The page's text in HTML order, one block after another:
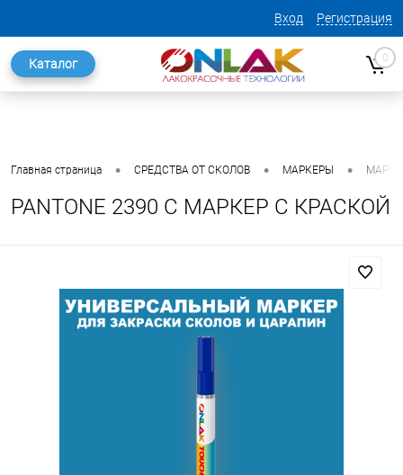
Вход Регистрация
Каталог 0
Главная страница • СРЕДСТВА ОТ СКОЛОВ • МАРКЕРЫ •
PANTONE 2390 C МАРКЕР С КРАСКОЙ